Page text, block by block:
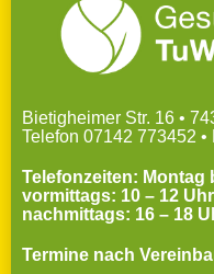
Bietigheimer Str. 16 •
Telefon 07142 773452
Telefonzeiten: Montag
vormittags: 10 – 12
nachmittags: 16 – 18
Termine nach